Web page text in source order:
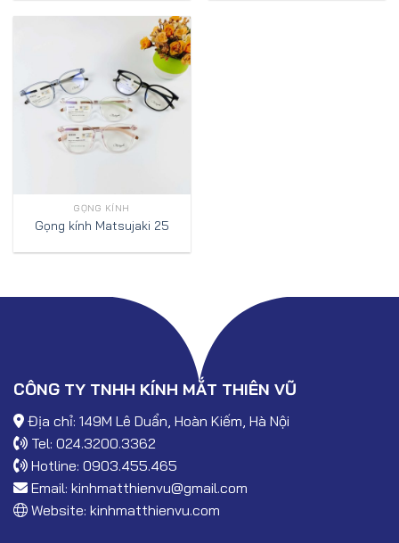
GỌNG KÍNH
Gọng kính Matsujaki 25
CÔNG TY TNHH KÍNH MẮT THIÊN VŨ
Địa chỉ: 149M Lê Duẩn, Hoàn Kiếm, Hà Nội
Tel: 024.3200.3362
Hotline: 0903.455.465
Email: kinhmatthienvu@gmail.com
Website: kinhmatthienvu.com